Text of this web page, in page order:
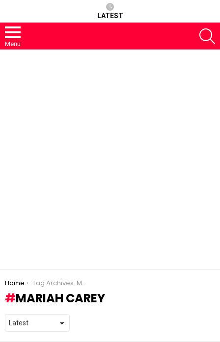
LATEST
Menu
You are here:
Home Tag Archives: Mariah Carey
MARIAH CAREY